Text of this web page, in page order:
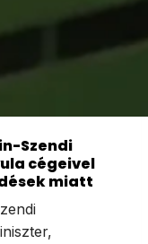
Szendi
cégeivel
miatt